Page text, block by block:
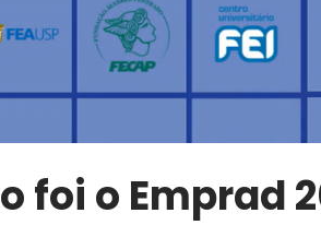
foi o Emprad